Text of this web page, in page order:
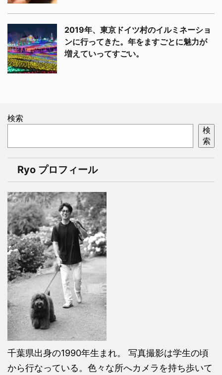
2019年、東京ドイツ村のイルミネーショ
ンに行ってきた。年をますごとに魅力が
増えていってすごい。
検索
検
索
Ryo プロフィール
千葉県出身の1990年生まれ。 写真撮影は学生の頃
から行なっている。色々な所へカメラを持ち歩いて